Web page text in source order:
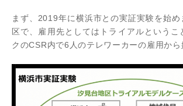
まず、2019年に横浜市との実証実験を始
区で、雇用先としてはトライアルというこ
クのCSR内で6人のテレワーカーの雇用から